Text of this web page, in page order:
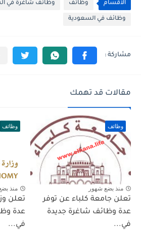
الأقسام وظائف وظائف شاغرة في
وظائف في السعودية
مقالات قد تهمك
وظائف
منذ بضع شهور
تعلن جامعة كلباء عن توفر
عدة وظائف شاغرة جديدة
في...
وظائف
منذ
تعلن
عدة
في...